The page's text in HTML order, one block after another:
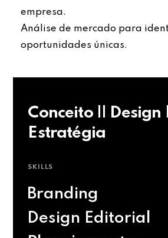
empresa.
Análise de mercado para
oportunidades únicas.
Conceito || Design ||
Estratégia
SKILLS
Branding
Design Editorial